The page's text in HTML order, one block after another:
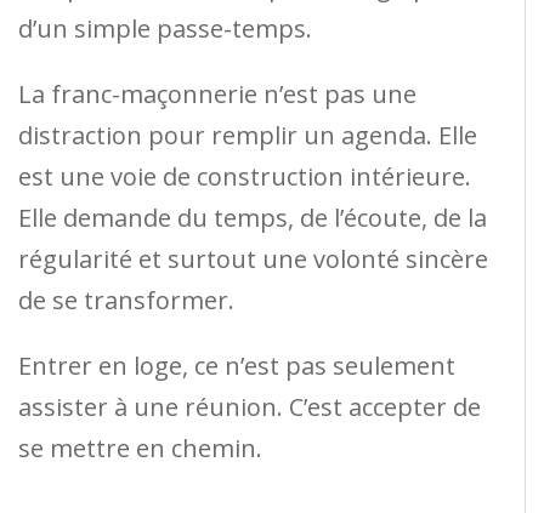
d’un simple passe-temps.
La franc-maçonnerie n’est pas une
distraction pour remplir un agenda. Elle
est une voie de construction intérieure.
Elle demande du temps, de l’écoute, de la
régularité et surtout une volonté sincère
de se transformer.
Entrer en loge, ce n’est pas seulement
assister à une réunion. C’est accepter de
se mettre en chemin.